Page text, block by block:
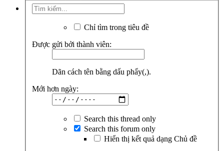
Chỉ tìm trong tiêu đề
Được gửi bởi thành viên:
Dãn cách tên bằng dấu phẩy(,).
Mới hơn ngày:
Search this thread only
Search this forum only
Hiển thị kết quả dạng Chủ đề